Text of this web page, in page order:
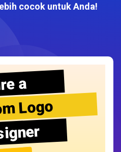
cocok untuk Anda!
a
Logo